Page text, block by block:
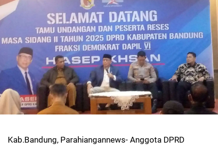
Kab.Bandung, Parahiangannews- Anggota DPRD